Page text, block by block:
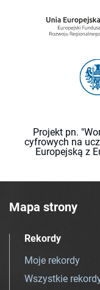
Projekt pn.
cyfrowych na
Europejską z
Mapa strony
Rekordy
Moje rekordy
Wszystkie